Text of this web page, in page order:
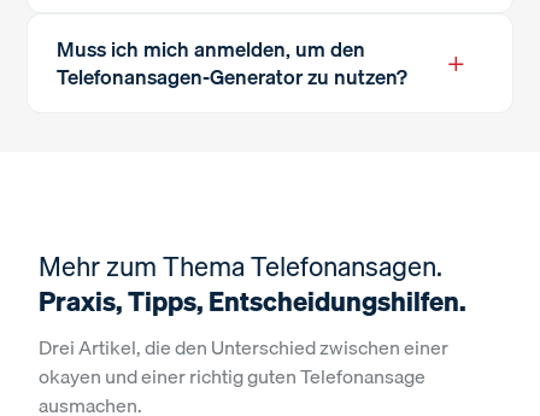
Muss ich mich anmelden, um den
Telefonansagen-Generator zu nutzen?
+
Mehr zum Thema Telefonansagen.
Praxis, Tipps, Entscheidungshilfen.
Drei Artikel, die den Unterschied zwischen einer
okayen und einer richtig guten Telefonansage
ausmachen.